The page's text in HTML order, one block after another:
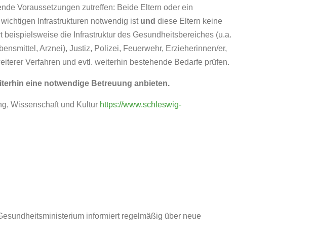
Voraussetzungen zutreffen: Beide Eltern oder ein
Infrastrukturen notwendig istund diese Eltern keine
die Infrastruktur des Gesundheitsbereiches (u.a.
Arznei), Justiz, Polizei, Feuerwehr, Erzieherinnen/er,
Verfahren und evtl. weiterhin bestehende Bedarfe prüfen.
eine notwendige Betreuung anbieten.
Wissenschaft und Kultur https://www.schleswig-
informiert regelmäßig über neue